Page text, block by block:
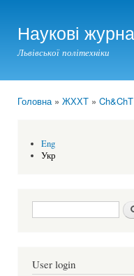
Наукові
Львівської політехніки
Головна» ЖХХТ »
Eng
Укр
Search form
User login